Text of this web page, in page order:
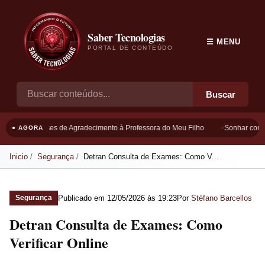
Saber Tecnologias
PORTAL DE CONTEÚDO
Buscar
☰ MENU
● AGORAFrases de Agradecimento à Professora do Meu Filho Sonhar com
Inicio Segurança Detran Consulta de Exames: Como V...
Segurança Publicado em 12/05/2026 às 19:23Por Stéfano Barcellos
Detran Consulta de Exames: Como
Verificar Online